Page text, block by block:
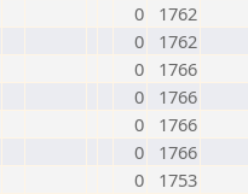
0
1762
0
1762
0
1766
0
1766
0
1766
0
1766
0
1753